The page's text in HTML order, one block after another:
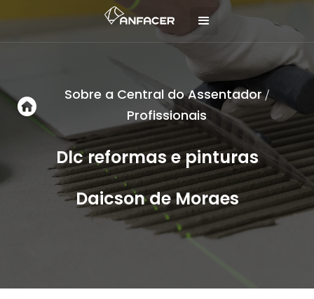
Sobre a Central do Assentador/
Profissionais
Dlc reformas e pinturas
Daicson de Moraes